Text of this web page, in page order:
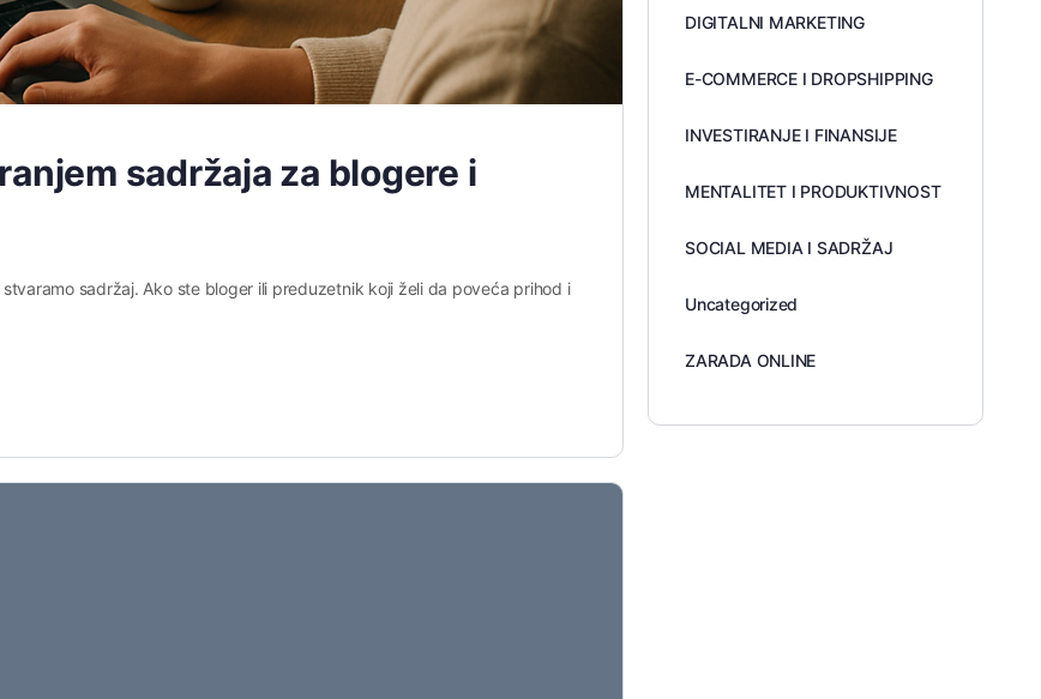
sadržaja za blogere i
sadržaj. Ako ste bloger ili preduzetnik koji želi da poveća prihod i
DIGITALNI MARKETING
E-COMMERCE I DROPSHIPPING
INVESTIRANJE I FINANSIJE
MENTALITET I PRODUKTIVNOST
SOCIAL MEDIA I SADRŽAJ
Uncategorized
ZARADA ONLINE